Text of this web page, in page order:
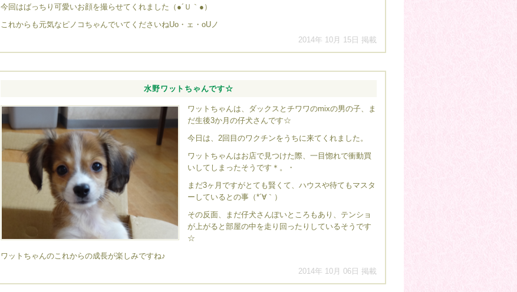
今回はばっちり可愛いお顔を撮らせてくれました（●´Ｕ｀●）
これからも元気なピノコちゃんでいてくださいねUo・ェ・oUノ
2014年 10月 15日 掲載
水野ワットちゃんです☆
ワットちゃんは、ダックスとチワワのmixの男の子、ま
だ生後3か月の仔犬さんです☆
今日は、2回目のワクチンをうちに来てくれました。
ワットちゃんはお店で見つけた際、一目惚れで衝動買
いしてしまったそうです＊。・
まだ3ヶ月ですがとても賢くて、ハウスや待てもマスタ
ーしているとの事（*´∀｀）
その反面、まだ仔犬さんぽいところもあり、テンショ
が上がると部屋の中を走り回ったりしているそうです
☆
ワットちゃんのこれからの成長が楽しみですね♪
2014年 10月 06日 掲載